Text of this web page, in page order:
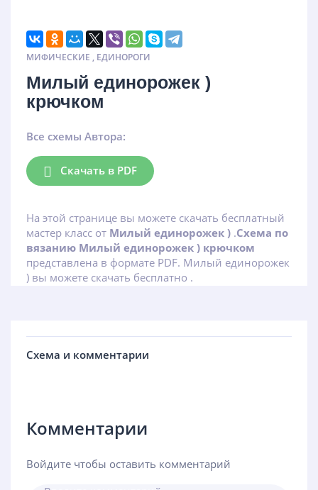
МИФИЧЕСКИЕ , ЕДИНОРОГИ
Милый единорожек )
крючком
Все схемы Автора:
Скачать в PDF
На этой странице вы можете скачать бесплатный
мастер класс от Милый единорожек ) .Схема по
вязанию Милый единорожек ) крючком
представлена в формате PDF. Милый единорожек
) вы можете скачать бесплатно .
Схема и комментарии
Комментарии
Войдите чтобы оставить комментарий